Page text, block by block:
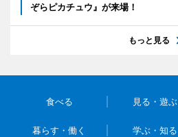
ぞらピカチュウ』が来場！
もっと見る
食べる 見る・遊ぶ
暮らす・働く 学ぶ・知る